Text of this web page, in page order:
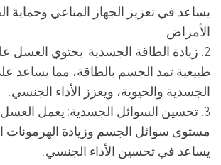
يساعد في تعزيز الجهاز المناعي وحماية
الأمراض.
2. زيادة الطاقة الجسدية: يحتوي
طبيعية تمد الجسم بالطاقة، مما يساعد
الجسدية والحيوية، ويعزز الأداء الجنسي.
3. تحسين السوائل الجسدية: يعمل
مستوى سوائل الجسم وزيادة الهرمونات
يساعد في تحسين الأداء الجنسي.